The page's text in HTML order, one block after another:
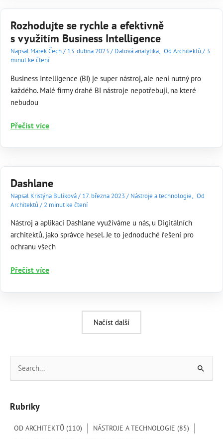
Rozhodujte se rychle a efektivně
s využitím Business Intelligence
Napsal Marek Čech/ 13. dubna 2023 / Datová analytika, Od Architektů / 3
minut ke čtení
Business Intelligence (BI) je super nástroj, ale není nutný pro
každého. Malé firmy drahé BI nástroje nepotřebují, na které
nebudou
Rozhodujte
rychle
s využitím
Business
Intelligence
Přečíst více
Dashlane
Napsal Kristýna Bulíková/ 17. března 2023 / Nástroje a technologie, Od
Architektů / 2 minut ke čtení
Nástroj a aplikaci Dashlane využíváme u nás, u Digitálních
architektů, jako správce hesel. Je to jednoduché řešení pro
ochranu všech
Dashlane
Přečíst více
Načíst další
lRubriky
OD ARCHITEKTŮ (110) NÁSTROJE A TECHNOLOGIE (85)